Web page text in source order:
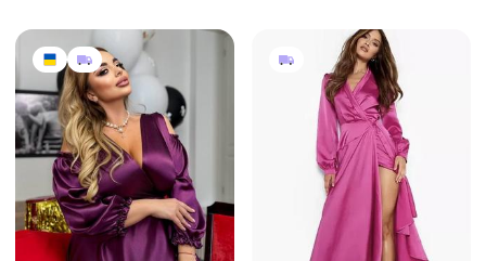
расклешенное на запах с
поясом с длинными
рукавами из декольте
расклешенное на запах с
поясом с длинными
рукавами из декольте